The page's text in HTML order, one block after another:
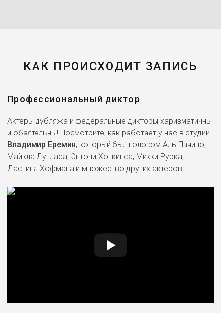
КАК ПРОИСХОДИТ ЗАПИСЬ
Профессиональный диктор
Актеры дубляжа и федеральные дикторы харизматичны
и обаятельны! Посмотрите, как работает у нас в студии
Владимир Еремин, который был голосом Аль Пачино,
Майкла Дугласа, Энтони Хопкинса, Микки Рурка,
Дастина Хофмана и множество других актеров.